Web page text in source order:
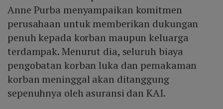
Anne Purba menyampaikan komitmen
perusahaan untuk memberikan dukungan
penuh kepada korban maupun keluarga
terdampak. Menurut dia, seluruh biaya
pengobatan korban luka dan pemakaman
korban meninggal akan ditanggung
sepenuhnya oleh asuransi dan KAI.